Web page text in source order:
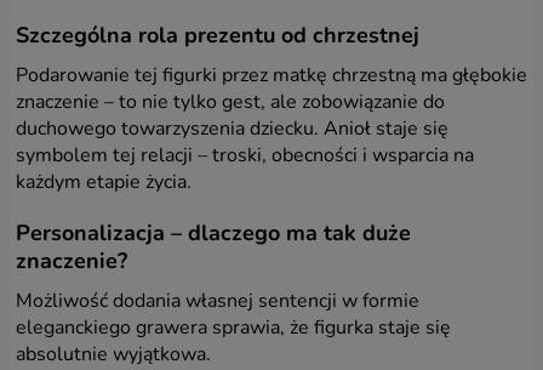
Szczególna rola prezentu od chrzestnej
Podarowanie tej figurki przez matkę chrzestną ma głębokie
znaczenie – to nie tylko gest, ale zobowiązanie do
duchowego towarzyszenia dziecku. Anioł staje się
symbolem tej relacji – troski, obecności i wsparcia na
każdym etapie życia.
Personalizacja – dlaczego ma tak duże
znaczenie?
Możliwość dodania własnej sentencji w formie
eleganckiego grawera sprawia, że figurka staje się
absolutnie wyjątkowa.